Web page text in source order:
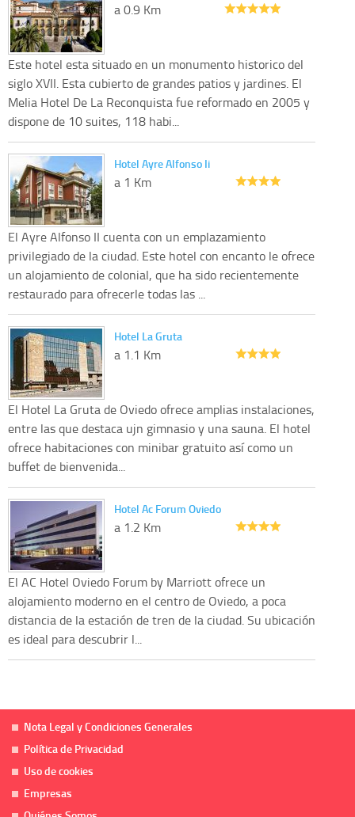
a 0.9 Km
Este hotel esta situado en un monumento historico del
siglo XVII. Esta cubierto de grandes patios y jardines. El
Melia Hotel De La Reconquista fue reformado en 2005 y
dispone de 10 suites, 118 habi...
Hotel Ayre Alfonso Ii
a 1 Km
El Ayre Alfonso II cuenta con un emplazamiento
privilegiado de la ciudad. Este hotel con encanto le ofrece
un alojamiento de colonial, que ha sido recientemente
restaurado para ofrecerle todas las ...
Hotel La Gruta
a 1.1 Km
El Hotel La Gruta de Oviedo ofrece amplias instalaciones,
entre las que destaca ujn gimnasio y una sauna. El hotel
ofrece habitaciones con minibar gratuito así como un
buffet de bienvenida...
Hotel Ac Forum Oviedo
a 1.2 Km
El AC Hotel Oviedo Forum by Marriott ofrece un
alojamiento moderno en el centro de Oviedo, a poca
distancia de la estación de tren de la ciudad. Su ubicación
es ideal para descubrir l...
Nota Legal y Condiciones Generales
Política de Privacidad
Uso de cookies
Empresas